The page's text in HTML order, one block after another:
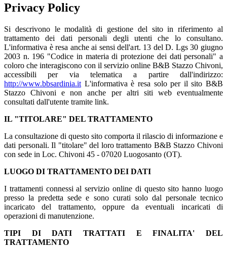
Privacy Policy
Si descrivono le modalità di gestione del sito in riferimento al
trattamento dei dati personali degli utenti che lo consultano.
L'informativa è resa anche ai sensi dell'art. 13 del D. Lgs 30 giugno
2003 n. 196 "Codice in materia di protezione dei dati personali" a
coloro che interagiscono con il servizio online B&B Stazzo Chivoni,
accessibili per via telematica a partire dall'indirizzo:
http://www.bbsardinia.it L'informativa è resa solo per il sito B&B
Stazzo Chivoni e non anche per altri siti web eventualmente
consultati dall'utente tramite link.
IL "TITOLARE" DEL TRATTAMENTO
La consultazione di questo sito comporta il rilascio di informazione e
dati personali. Il "titolare" del loro trattamento B&B Stazzo Chivoni
con sede in Loc. Chivoni 45 - 07020 Luogosanto (OT).
LUOGO DI TRATTAMENTO DEI DATI
I trattamenti connessi al servizio online di questo sito hanno luogo
presso la predetta sede e sono curati solo dal personale tecnico
incaricato del trattamento, oppure da eventuali incaricati di
operazioni di manutenzione.
TIPI DI DATI TRATTATI E FINALITA' DEL
TRATTAMENTO